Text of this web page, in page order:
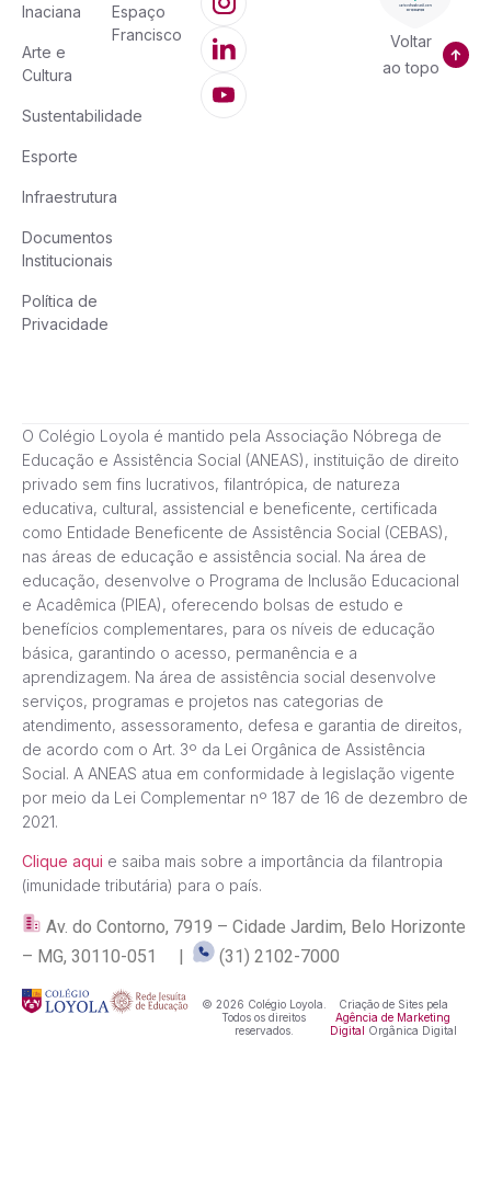
Inaciana
Arte e
Cultura
Sustentabilidade
Esporte
Infraestrutura
Documentos
Institucionais
Política de
Privacidade
Espaço
Francisco
Voltar
ao topo
O Colégio Loyola é mantido pela Associação Nóbrega de
Educação e Assistência Social (ANEAS), instituição de direito
privado sem fins lucrativos, filantrópica, de natureza
educativa, cultural, assistencial e beneficente, certificada
como Entidade Beneficente de Assistência Social (CEBAS),
nas áreas de educação e assistência social. Na área de
educação, desenvolve o Programa de Inclusão Educacional
e Acadêmica (PIEA), oferecendo bolsas de estudo e
benefícios complementares, para os níveis de educação
básica, garantindo o acesso, permanência e a
aprendizagem. Na área de assistência social desenvolve
serviços, programas e projetos nas categorias de
atendimento, assessoramento, defesa e garantia de direitos,
de acordo com o Art. 3º da Lei Orgânica de Assistência
Social. A ANEAS atua em conformidade à legislação vigente
por meio da Lei Complementar nº 187 de 16 de dezembro de
2021.
Clique aqui e saiba mais sobre a importância da filantropia
(imunidade tributária) para o país.
Av. do Contorno, 7919 – Cidade Jardim, Belo Horizonte
– MG, 30110-051 |
(31) 2102-7000
© 2026 Colégio Loyola.
Todos os direitos
reservados.
Criação de Sites pela
Agência de Marketing
Digital Orgânica Digital